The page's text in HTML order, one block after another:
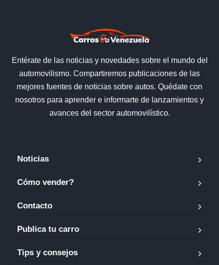
Entérate de las noticias y novedades sobre el mundo del
automovilismo. Compartiremos publicaciones de las
mejores fuentes de noticias sobre autos. Quédate con
nosotros para aprender e informarte de lanzamientos y
avances del sector automovilístico.
Noticias
Cómo vender?
Contacto
Publica tu carro
Tips y consejos